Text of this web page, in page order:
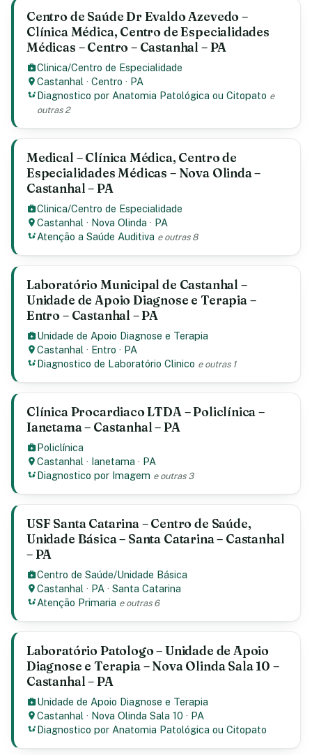
Centro de Saúde Dr Evaldo Azevedo –
Clínica Médica, Centro de Especialidades
Médicas – Centro – Castanhal – PA
Clinica/Centro de Especialidade
Castanhal ·Centro · PA
Diagnostico por Anatomia Patológica ou Citopato e
outras 2
Medical – Clínica Médica, Centro de
Especialidades Médicas – Nova Olinda –
Castanhal – PA
Clinica/Centro de Especialidade
Castanhal · Nova Olinda · PA
Atenção a Saúde Auditiva e outras 8
Laboratório Municipal de Castanhal –
Unidade de Apoio Diagnose e Terapia –
Entro – Castanhal – PA
Unidade de Apoio Diagnose e Terapia
Castanhal · Entro · PA
Diagnostico de Laboratório Clinico e outras 1
Clínica Procardiaco LTDA – Policlínica –
Ianetama – Castanhal – PA
Policlínica
Castanhal · Ianetama · PA
Diagnostico por Imagem e outras 3
USF Santa Catarina – Centro de Saúde,
Unidade Básica – Santa Catarina – Castanhal
– PA
Centro de Saúde/Unidade Básica
Castanhal · PA ·Santa Catarina
Atenção Primaria e outras 6
Laboratório Patologo – Unidade de Apoio
Diagnose e Terapia – Nova Olinda Sala 10 –
Castanhal – PA
Unidade de Apoio Diagnose e Terapia
Castanhal · Nova Olinda Sala 10 · PA
Diagnostico por Anatomia Patológica ou Citopato